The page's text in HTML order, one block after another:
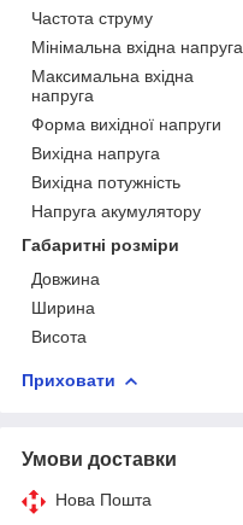
Частота струму
Мінімальна вхідна напруга
Максимальна вхідна
напруга
Форма вихідної напруги
Вихідна напруга
Вихідна потужність
Напруга акумулятору
Габаритні розміри
Довжина
Ширина
Висота
Приховати
Умови доставки
Нова Пошта